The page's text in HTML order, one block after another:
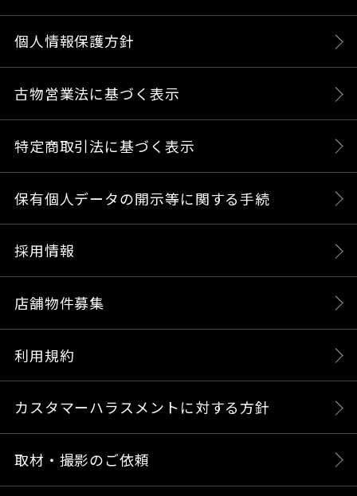
個人情報保護方針
古物営業法に基づく表示
特定商取引法に基づく表示
保有個人データの開示等に関する手続
採用情報
店舗物件募集
利用規約
カスタマーハラスメントに対する方針
取材・撮影のご依頼